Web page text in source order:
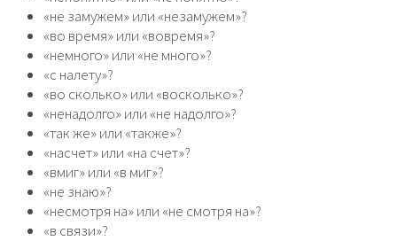
«не замужем» или «незамужем»?
«во время» или «вовремя»?
«немного» или «не много»?
«с налету»?
«во сколько» или «восколько»?
«ненадолго» или «не надолго»?
«так же» или «также»?
«насчет» или «на счет»?
«вмиг» или «в миг»?
«не знаю»?
«несмотря на» или «не смотря на»?
«в связи»?